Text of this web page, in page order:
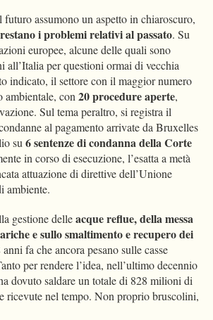
futuro assumono un aspetto in chiaroscuro,
restano i problemi relativi al passato. Su
europee, alcune delle quali sono
all’Italia per questioni ormai di vecchia
indicato, il settore con il maggior numero
con20 procedure aperte,
Sul tema peraltro, si registra il
al pagamento arrivate da Bruxelles
su6 sentenze di condanna della Corte
in corso di esecuzione, l’esatta a metà
attuazione di direttive dell’Unione
ambiente.
gestione delleacque reflue, della messa
e sullo smaltimento e recupero dei
fa che ancora pesano sulle casse
per rendere l’idea, nell’ultimo decennio
dovuto saldare un totale di 828 milioni di
ricevute nel tempo. Non proprio bruscolini,